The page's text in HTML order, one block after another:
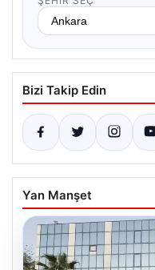
Bizi Takip Edin
Yan Manşet